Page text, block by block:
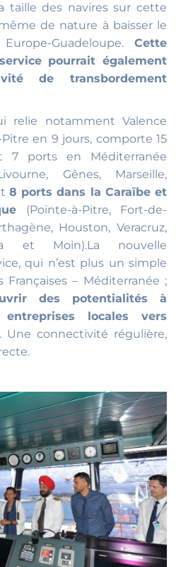
taille des navires sur cette
de nature à baisser le
Guadeloupe. Cette
pourrait également
de transbordement
relie notamment Valence
en 9 jours, comporte 15
7 ports en Méditerranée
Gênes, Marseille,
8 ports dans la Caraïbe et
(Pointe-à-Pitre, Fort-de-
Houston, Veracruz,
et Moin).La nouvelle
qui n’est plus un simple
– Méditerranée ;
des potentialités à
locales vers
. Une connectivité régulière,